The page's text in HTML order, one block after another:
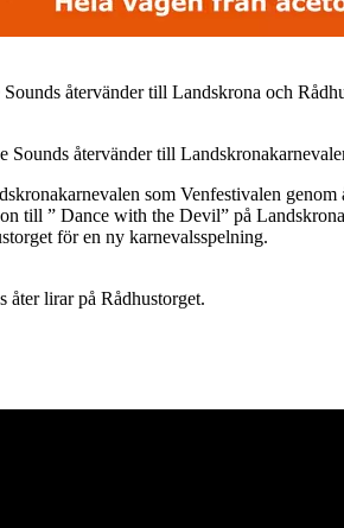
återvänder till Landskrona och
Sounds återvänder till
som Venfestivalen genom
till ” Dance with the Devil” på
för en ny karnevalsspelning.
åter lirar på Rådhustorget.